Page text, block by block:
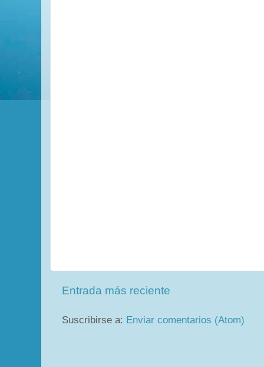
Entrada más reciente
Suscribirse a: Enviar comentarios (Atom)